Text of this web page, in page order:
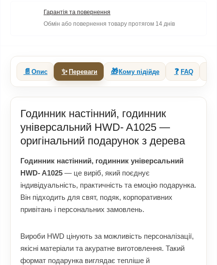
Гарантія та повернення
Обмін або повернення товару протягом 14 днів
📄 Опис ✨ Переваги 🎁Кому підійде ❓ FAQ
Годинник настінний, годинник
універсальний HWD- A1025 —
оригінальний подарунок з дерева
Годинник настінний, годинник універсальний
HWD- A1025 — це виріб, який поєднує
індивідуальність, практичність та емоцію подарунка.
Він підходить для свят, подяк, корпоративних
привітань і персональних замовлень.
Вироби HWD цінують за можливість персоналізації,
якісні матеріали та акуратне виготовлення. Такий
формат подарунка виглядає тепліше й